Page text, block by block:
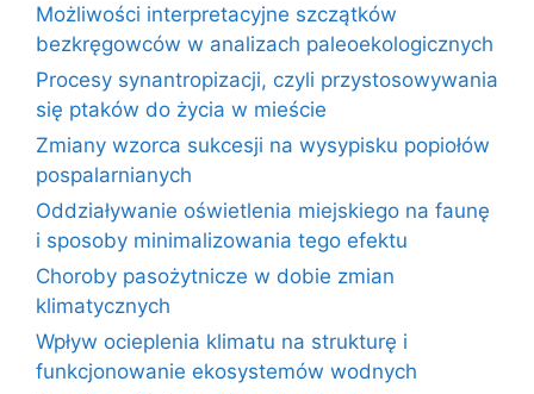
Możliwości interpretacyjne szczątków
bezkręgowców w analizach paleoekologicznych
Procesy synantropizacji, czyli przystosowywania
się ptaków do życia w mieście
Zmiany wzorca sukcesji na wysypisku popiołów
pospalarnianych
Oddziaływanie oświetlenia miejskiego na faunę
i sposoby minimalizowania tego efektu
Choroby pasożytnicze w dobie zmian
klimatycznych
Wpływ ocieplenia klimatu na strukturę i
funkcjonowanie ekosystemów wodnych